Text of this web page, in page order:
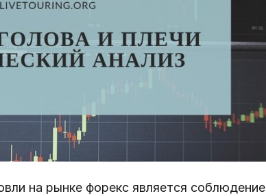
на рынке форекс является соблюдение